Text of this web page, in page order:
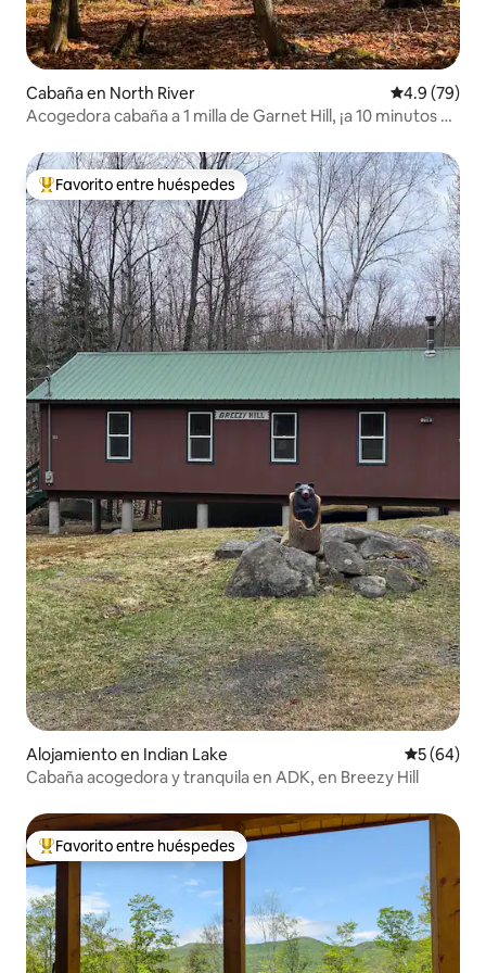
Cabaña en North River Calificación
4.9 (79)
Acogedora cabaña a 1 milla de Garnet Hill, ¡a 10 minutos de
Favorito entre huéspedes preferido
Favorito entre huéspedes
Alojamiento en Indian Lake
5 (64)
Cabaña acogedora y tranquila en ADK, en Breezy Hill
Favorito entre huéspedes preferido
Favorito entre huéspedes